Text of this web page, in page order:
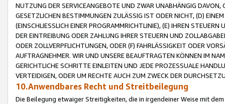
NUTZUNG DER SERVICEANGEBOTE UND ZWAR UNABHÄNGIG
GESETZLICHEN BESTIMMUNGEN ZULÄSSIG IST ODER NICHT, (D)
(EINSCHLIESSLICH EINER PROGRAMMRICHTLINIE), (E) IHREN
DER EINTREIBUNG ODER ZAHLUNG IHRER STEUERN UND
ODER ZOLLVERPFLICHTUNGEN, ODER (F) FAHRLÄSSIGKEIT ODER
AUFTRAGNEHMER. WIR UND UNSERE BEAUFTRAGTEN KÖNNEN IM
GERICHTLICHE SCHRITTE EINLEITEN UND JEDE PROZESSUALE
VERTEIDIGEN, ODER UM RECHTE AUCH ZUM ZWECK DER
10.Anwendbares Recht und Streitbeilegung
Die Beilegung etwaiger Streitigkeiten, die in irgendeiner Weise mit